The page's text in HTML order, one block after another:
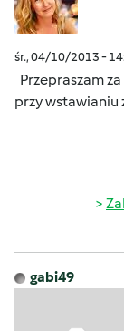
śr., 04/10/2013 -
Przepraszam
przy wstawianiu
gabi49